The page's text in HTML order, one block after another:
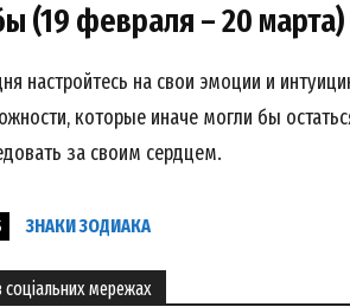
(19 февраля – 20 марта)
настройтесь на свои эмоции и
которые иначе могли бы
за своим сердцем.
ЗНАКИ ЗОДИАКА
мережах